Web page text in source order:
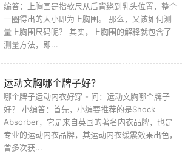
编答：上胸围是指软尺从后背绕到乳头位置，整个
一圈得出的大小即为上胸围。 那么，又该如何测
量上胸围尺码呢？ 其实，上胸围的解释就包含了
测量方法，即...
运动文胸哪个牌子好？
哪个牌子运动内衣好穿 - 问：运动文胸哪个牌子
好？ 小编答：首先，小编要推荐的是Shock
Absorber，它是来自英国的著名内衣品牌，也是
专业的运动内衣品牌，其运动内衣缓震效果出色，
曾多次获...